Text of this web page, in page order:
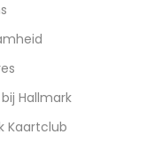
Hallmark
Kaartclub